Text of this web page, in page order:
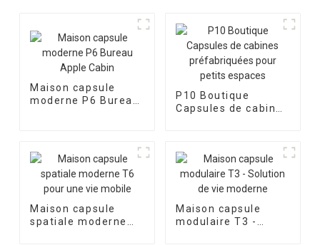
Maison capsule
moderne P6 Bureau
P10 Boutique
Capsules de cabines
Maison capsule
spatiale moderne
Maison capsule
modulaire T3 -